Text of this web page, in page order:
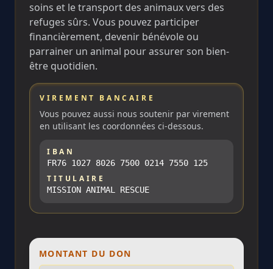
soins et le transport des animaux vers des
refuges sûrs. Vous pouvez participer
financièrement, devenir bénévole ou
parrainer un animal pour assurer son bien-
être quotidien.
VIREMENT BANCAIRE
Vous pouvez aussi nous soutenir par virement
en utilisant les coordonnées ci-dessous.
IBAN
FR76 1027 8026 7500 0214 7550 125
TITULAIRE
MISSION ANIMAL RESCUE
MONTANT DU DON